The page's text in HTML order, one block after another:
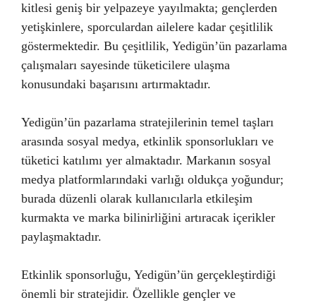
kitlesi geniş bir yelpazeye yayılmakta; gençlerden
yetişkinlere, sporculardan ailelere kadar çeşitlilik
göstermektedir. Bu çeşitlilik, Yedigün’ün pazarlama
çalışmaları sayesinde tüketicilere ulaşma
konusundaki başarısını artırmaktadır.
Yedigün’ün pazarlama stratejilerinin temel taşları
arasında sosyal medya, etkinlik sponsorlukları ve
tüketici katılımı yer almaktadır. Markanın sosyal
medya platformlarındaki varlığı oldukça yoğundur;
burada düzenli olarak kullanıcılarla etkileşim
kurmakta ve marka bilinirliğini artıracak içerikler
paylaşmaktadır.
Etkinlik sponsorluğu, Yedigün’ün gerçekleştirdiği
önemli bir stratejidir. Özellikle gençler ve